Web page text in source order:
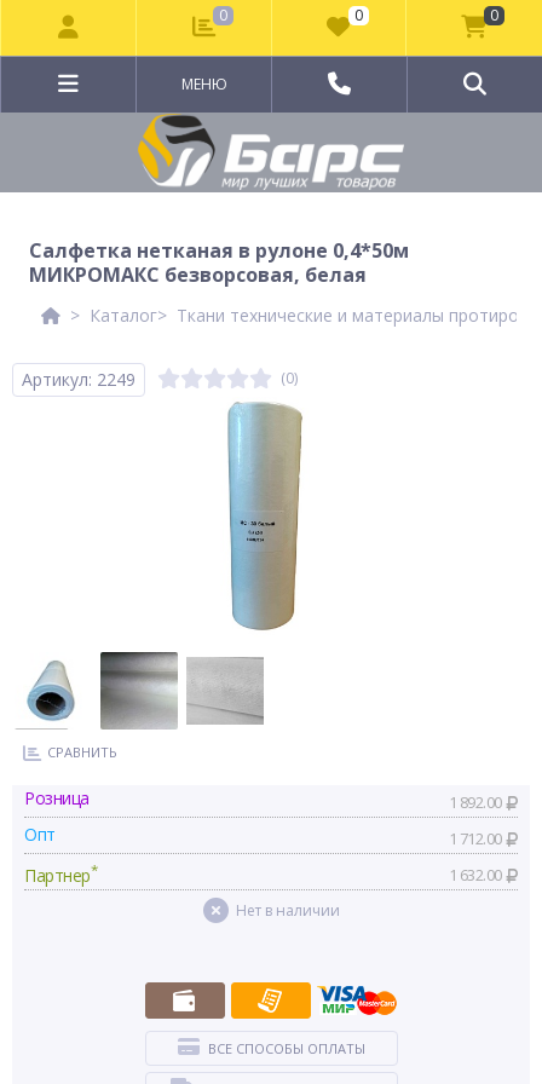
МЕНЮ
Салфетка нетканая в рулоне 0,4*50м
МИКРОМАКС безворсовая, белая
Каталог Ткани технические и материалы
Артикул: 2249 (0)
СРАВНИТЬ
Розница 1 892.00
Опт 1 712.00
Партнер* 1 632.00
Нет в наличии
ВСЕ СПОСОБЫ ОПЛАТЫ
0 0 0